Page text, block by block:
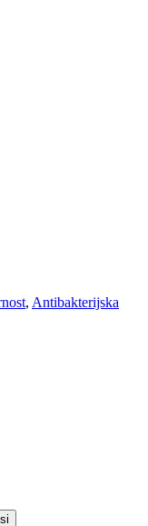
, Antibakterijska